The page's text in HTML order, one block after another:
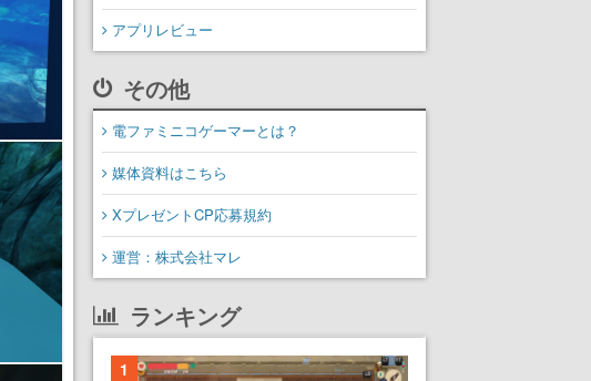
アプリレビュー
その他
電ファミニコゲーマーとは？
媒体資料はこちら
XプレゼントCP応募規約
運営：株式会社マレ
ランキング
1